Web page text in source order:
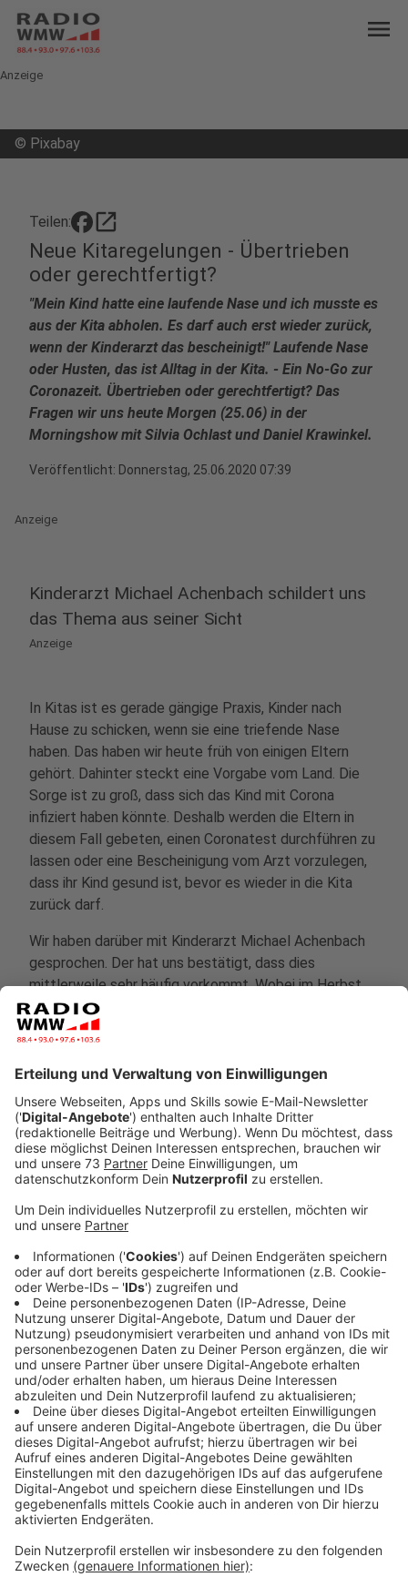
menu
Anzeige
© Pixabay
Teilen: open_in_new
Neue Kitaregelungen - Übertrieben
oder gerechtfertigt?
"Mein Kind hatte eine laufende Nase und ich musste es
aus der Kita abholen. Es darf auch erst wieder zurück,
wenn der Kinderarzt das bescheinigt!" Laufende Nase
oder Husten, das ist Alltag in der Kita. - Ein No-Go zur
Coronazeit. Übertrieben oder gerechtfertigt? Das
Fragen wir uns heute Morgen (25.06) in der
Morningshow mit Silvia Ochlast und Daniel Krawinkel.
Veröffentlicht: Donnerstag, 25.06.2020 07:39
Anzeige
Kinderarzt Michael Achenbach schildert uns
das Thema aus seiner Sicht
Anzeige
In Kitas ist es gerade gängige Praxis, Kinder nach
Hause zu schicken, wenn sie eine triefende Nase
haben. Das haben wir heute früh von einigen Eltern
gehört. Dahinter steckt eine Vorgabe vom Land. Die
Sorge ist zu groß, dass sich das Kind mit Corona
infiziert haben könnte. Deshalb werden die Eltern in
diesem Fall gebeten, einen Coronatest durchführen zu
lassen oder eine Bescheinigung vom Arzt vorzulegen,
dass ihr Kind gesund ist, bevor es wieder in die Kita
zurück darf.
Wir haben darüber mit Kinderarzt Michael Achenbach
gesprochen. Der hat uns bestätigt, dass dies
mittlerweile sehr häufig vorkommt. Wobei im Herbst,
wenn die Grippezeit beginnt, ziemlich viele Kinder mit
einer Schnupfennase herumlaufen. Dann werden die
der Kinderarzt der Meinung, dass ein krankes Kind nicht
in den Kindergarten gehört. Bevor man es aber der sehr
anstrengenden Prozedur eines Coronatests
unterzieht, sollten alle anderen Krankheiten
ausgeschlossen sein.
"Schon bei Erwachsenen ist das etwas, wo die
Betroffenen von starkem Würgereitz berichten
oder von sehr sehr unangenehmen Gefühlen.Das
bei Kindern zu machen ist nocheinmal deutlich
schwieriger und belastet die Kinder nicht
unerheblich."
Häufig leiden Kinder an Allergien oder an einem
harmlosen Schnupfen - da muss man nicht gleich
Corona vermuten. Aber das kann nur ein Arzt
feststellen. Deshalb ist ein Arztbesuch angeraten,
aber wenn das Kind wieder gesund ist, muss das nicht
unbedingt ein Arzt attestieren. Achenbach appelliert
an die Politik, den Kitas da mehr Handlungsspielraum
einzuräumen. Warum reicht es nicht aus, wenn die
Eltern bescheinigen, dass ihr Kind wieder gesund ist.
So wie es bei den Schulen schon längst gängige Praxis